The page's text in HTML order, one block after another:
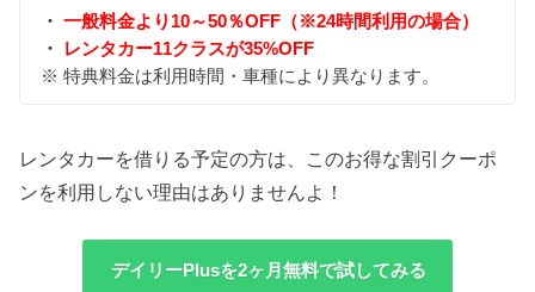
・一般料金より10～50％OFF（※24時間利用の場合）
・
レンタカー11クラスが35%OFF
※ 特典料金は利用時間・車種により異なります。
レンタカーを借りる予定の方は、このお得な割引クーポ
ンを利用しない理由はありませんよ！
デイリーPlusを2ヶ月無料で試してみる